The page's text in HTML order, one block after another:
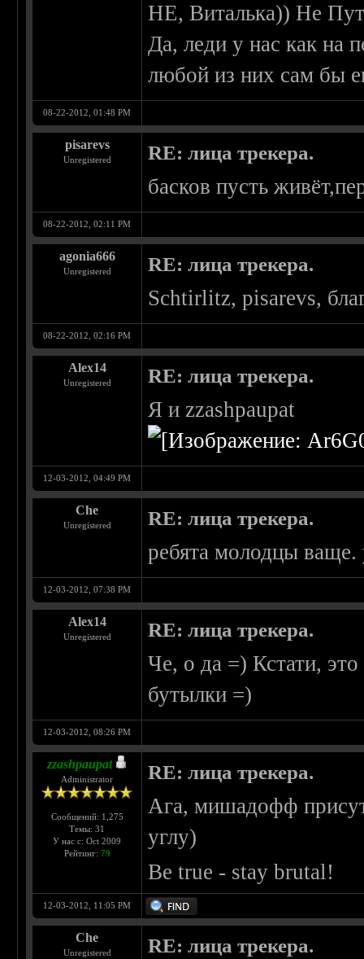
НЕ, Виталька)) Не
Да, леди у нас как на
любой из них сам бы
08-22-2012, 01:48 PM
pisarevs
Unregistered RE: лица трекера.
басков пусть
08-22-2012, 02:11 PM
agonia666
Unregistered RE: лица трекера.
Schtirlitz, pisarevs,
08-22-2012, 02:16 PM
Alex14
Unregistered RE: лица трекера.
Я и zzashpaupat
12-03-2012, 04:49 PM
Che
Unregistered RE: лица трекера.
ребята молодцы ваще.
12-03-2012, 07:38 PM
Alex14
Unregistered RE: лица трекера.
Че, о да =) Кстати,
бутылки =)
12-03-2012, 08:26 PM
zzashpaupat
Administrator
Сообщений: 1,275
Темы: 31
У нас с: Oct 2009
Рейтинг: 79
RE: лица трекера.
Ага, мишадофф
углу)
Be true - stay brutal!
12-03-2012, 11:05 PM
Che
Unregistered RE: лица трекера.